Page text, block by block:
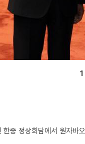
1
중 정상회담에서 원자